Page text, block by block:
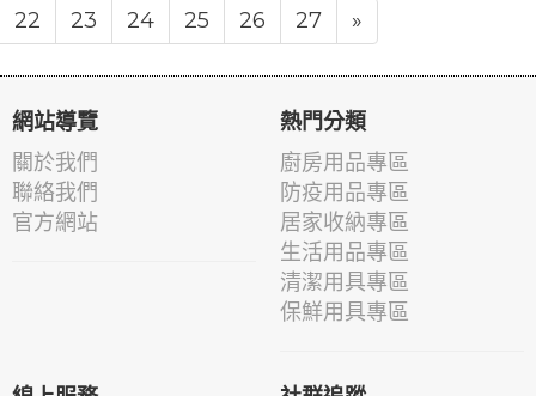
22
23 24 25 26 27 »
網站導覽
關於我們
聯絡我們
官方網站
熱門分類
廚房用品專區
防疫用品專區
居家收納專區
生活用品專區
清潔用具專區
保鮮用具專區